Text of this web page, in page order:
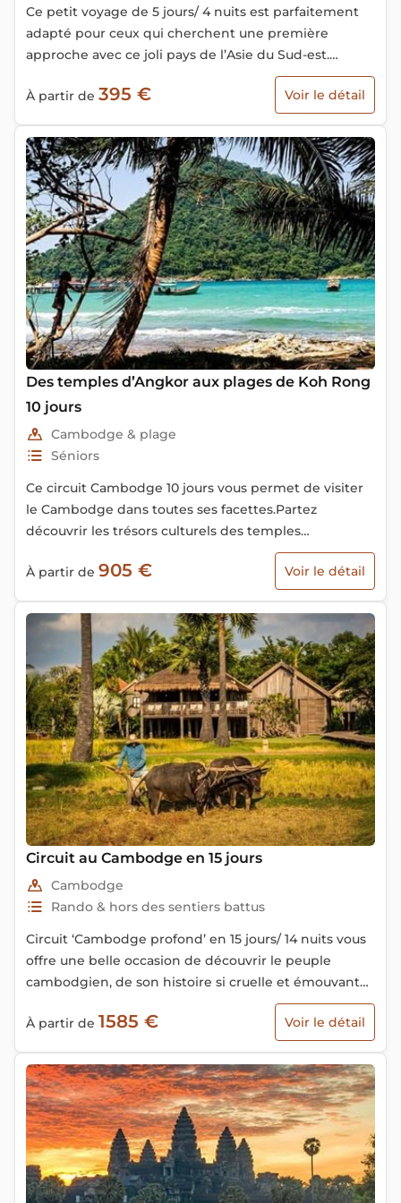
Ce petit voyage de 5 jours/ 4 nuits est parfaitement
adapté pour ceux qui cherchent une première
approche avec ce joli pays de l’Asie du Sud-est.
Découvrez la culture du Mékong, le fleuve qui
traverse les pays indochinois et sa population qui
À partir de 395 € Voir le détail
Des temples d’Angkor aux plages de Koh Rong
10 jours
Cambodge & plage
Séniors
Ce circuit Cambodge 10 jours vous permet de visiter
le Cambodge dans toutes ses facettes.Partez
découvrir les trésors culturels des temples
angkoriens, l’histoire de la capitale de Phnom Penh -
Perle de l’Asie du Sud-est et vous relaxer sur les plus
belles plages du pays à la fin du voyage.
À partir de 905 € Voir le détail
Circuit au Cambodge en 15 jours
Cambodge
Rando & hors des sentiers battus
Circuit ‘Cambodge profond’ en 15 jours/ 14 nuits vous
offre une belle occasion de découvrir le peuple
cambodgien, de son histoire si cruelle et émouvante.
De belles excursions en barque, en bateaux sont
prévues pour vous faire découvrir l’authenticité
incroyable de sa nature mais aussi l’hospitalité et une
gentillesse extrême de son peuple.
À partir de 1585 € Voir le détail